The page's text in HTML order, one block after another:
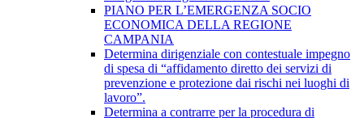
PIANO PER L’EMERGENZA SOCIO
ECONOMICA DELLA REGIONE
CAMPANIA
Determina dirigenziale con contestuale impegno
di spesa di “affidamento diretto dei servizi di
prevenzione e protezione dai rischi nei luoghi di
lavoro”.
Determina a contrarre per la procedura di